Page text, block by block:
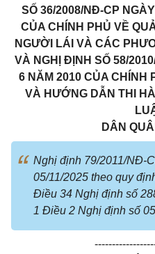
SỐ 36/2008/NĐ-CP
CỦA CHÍNH PHỦ VỀ
NGƯỜI LÁI VÀ CÁC
VÀ NGHỊ ĐỊNH SỐ 58/
6 NĂM 2010 CỦA CHÍNH
VÀ HƯỚNG DẪN THI
DÂN
Nghị định 79/2011/NĐ-
05/11/2025 theo quy
Điều 34 Nghị định số
1 Điều 2 Nghị định số